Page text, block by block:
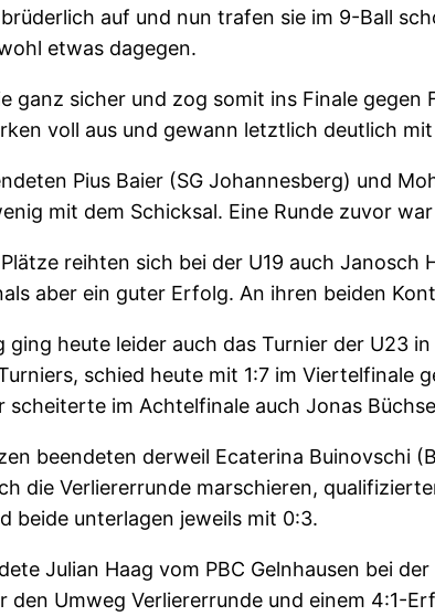
auf und nun trafen sie im 9-Ball
etwas dagegen.
ganz sicher und zog somit ins Finale
voll aus und gewann letztlich deutlich
Pius Baier (SG Johannesberg) und
mit dem Schicksal. Eine Runde zuvor
reihten sich bei der U19 auch Janosch
aber ein guter Erfolg. An ihren beiden
ging heute leider auch das Turnier der U23
schied heute mit 1:7 im Viertelfinale
scheiterte im Achtelfinale auch Jonas
beendeten derweil Ecaterina Buinovschi
die Verliererrunde marschieren,
beide unterlagen jeweils mit 0:3.
Julian Haag vom PBC Gelnhausen bei
Umweg Verliererrunde und einem 4:1-